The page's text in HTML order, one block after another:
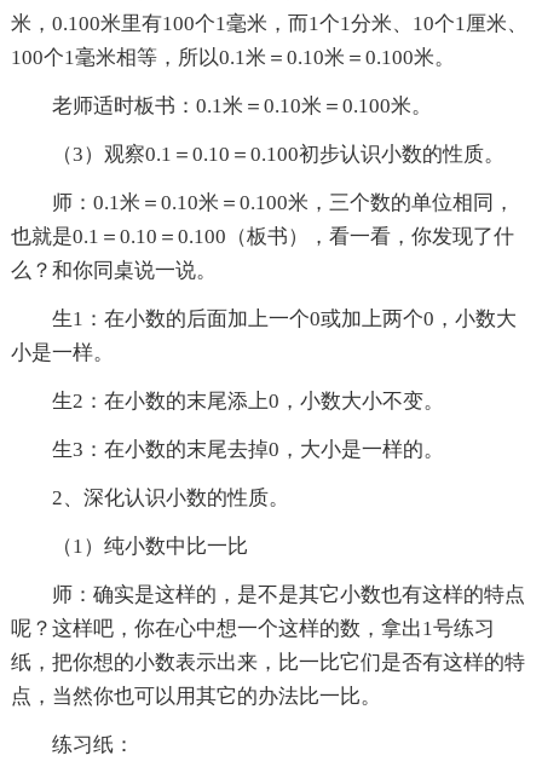
米，0.100米里有100个1毫米，而1个1分米、10个1厘米、
100个1毫米相等，所以0.1米＝0.10米＝0.100米。
老师适时板书：0.1米＝0.10米＝0.100米。
（3）观察0.1＝0.10＝0.100初步认识小数的性质。
师：0.1米＝0.10米＝0.100米，三个数的单位相同，
也就是0.1＝0.10＝0.100（板书），看一看，你发现了什
么？和你同桌说一说。
生1：在小数的后面加上一个0或加上两个0，小数大
小是一样。
生2：在小数的末尾添上0，小数大小不变。
生3：在小数的末尾去掉0，大小是一样的。
2、深化认识小数的性质。
（1）纯小数中比一比
师：确实是这样的，是不是其它小数也有这样的特点
呢？这样吧，你在心中想一个这样的数，拿出1号练习
纸，把你想的小数表示出来，比一比它们是否有这样的特
点，当然你也可以用其它的办法比一比。
练习纸：